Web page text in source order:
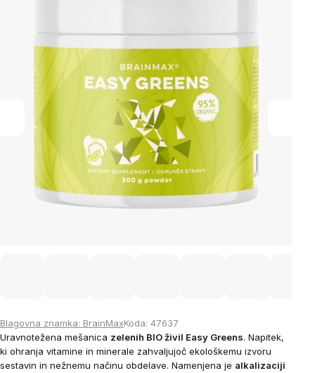
of
5
Blagovna znamka: BrainMaxKoda: 47637
Uravnotežena mešanica zelenih BIO živil Easy Greens. Napitek,
ki ohranja vitamine in minerale zahvaljujoč ekološkemu izvoru
sestavin in nežnemu načinu obdelave. Namenjena je alkalizaciji